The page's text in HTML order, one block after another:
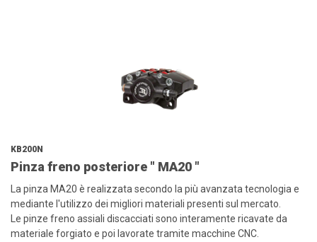
KB200N
Pinza freno posteriore " MA20 "
La pinza MA20 è realizzata secondo la più avanzata tecnologia e
mediante l'utilizzo dei migliori materiali presenti sul mercato.
Le pinze freno assiali discacciati sono interamente ricavate da
materiale forgiato e poi lavorate tramite macchine CNC.